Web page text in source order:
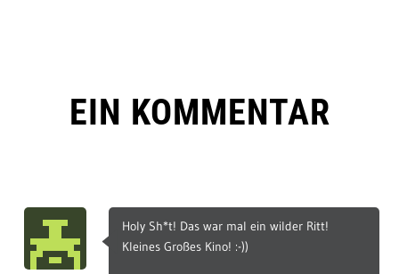
EIN KOMMENTAR
Holy Sh*t! Das war mal ein wilder Ritt!
Kleines Großes Kino! :-))